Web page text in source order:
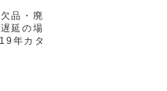
品・廃
延の場
年カタ